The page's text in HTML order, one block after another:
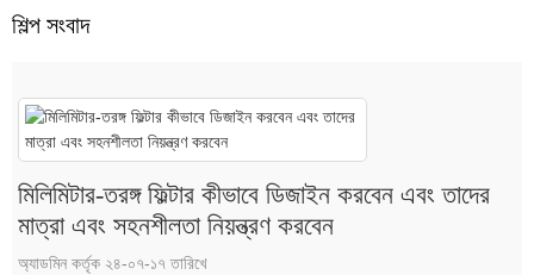
শিল্প সংবাদ
মিলিমিটার-তরঙ্গ ফিল্টার কীভাবে ডিজাইন করবেন এবং তাদের
মাত্রা এবং সহনশীলতা নিয়ন্ত্রণ করবেন
অ্যাডমিন কর্তৃক ২৪-০৭-১৭ তারিখে